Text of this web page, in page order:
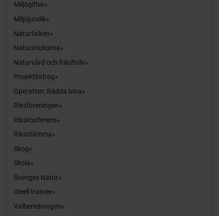
Miljögifter
Miljöjuridik
Naturfalken
Natursnokarna
Naturvård och friluftsliv
Projektbidrag
Operation: Rädda bina
Riksföreningen
Rikskonferens
Riksstämma
Skog
Skola
Sveriges Natur
Ideell trainee
Valberedningen